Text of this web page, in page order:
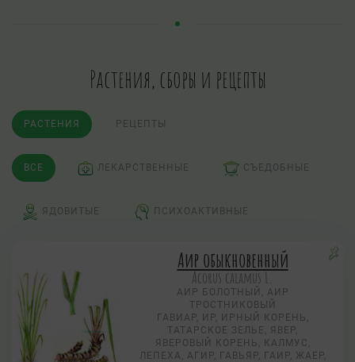
Растения, сборы и рецепты
РАСТЕНИЯ РЕЦЕПТЫ
ВСЕ ЛЕКАРСТВЕННЫЕ СЪЕДОБНЫЕ
ЯДОВИТЫЕ ПСИХОАКТИВНЫЕ
Аир обыкновенный
Acorus calamus L.
АИР БОЛОТНЫЙ, АИР
ТРОСТНИКОВЫЙ
ГАВИАР, ИР, ИРНЫЙ КОРЕНЬ,
ТАТАРСКОЕ ЗЕЛЬЕ, ЯВЕР,
ЯВЕРОВЫЙ КОРЕНЬ, КАЛМУС,
ЛЕПЕХА, АГИР, ГАВЬЯР, ГАИР, ЖАЕР,